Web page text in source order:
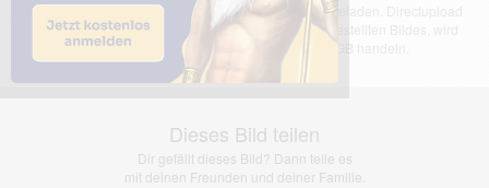
Das dargestellte Bild wurde von einem Nutzer hochgeladen. Directupload
übernimmt keinerlei Haftung für den Inhalt des dargestellten Bildes, wird
jedoch bei Verstößen nach §2(3) unserer AGB handeln.
Dieses Bild teilen
Dir gefällt dieses Bild? Dann teile es
mit deinen Freunden und deiner Familie.